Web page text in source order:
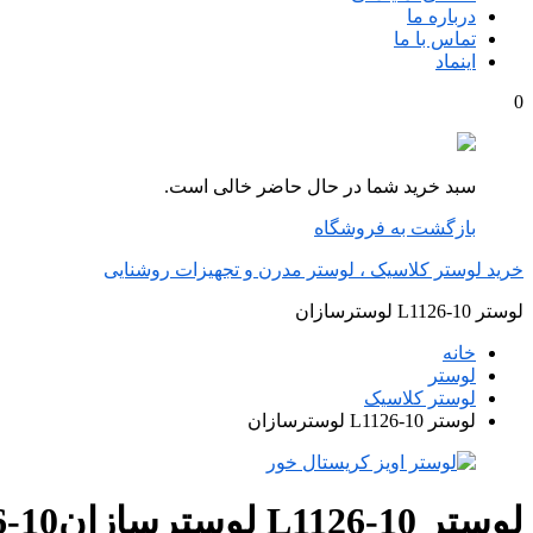
درباره ما
تماس با ما
اینماد
0
سبد خرید شما در حال حاضر خالی است.
بازگشت به فروشگاه
خرید لوستر کلاسیک ، لوستر مدرن و تجهیزات روشنایی
لوستر L1126-10 لوسترسازان
خانه
لوستر
لوستر کلاسیک
لوستر L1126-10 لوسترسازان
لوستر L1126-10 لوسترسازان 10